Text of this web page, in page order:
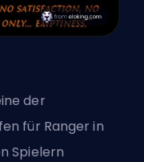
der
für Ranger in
Spielern